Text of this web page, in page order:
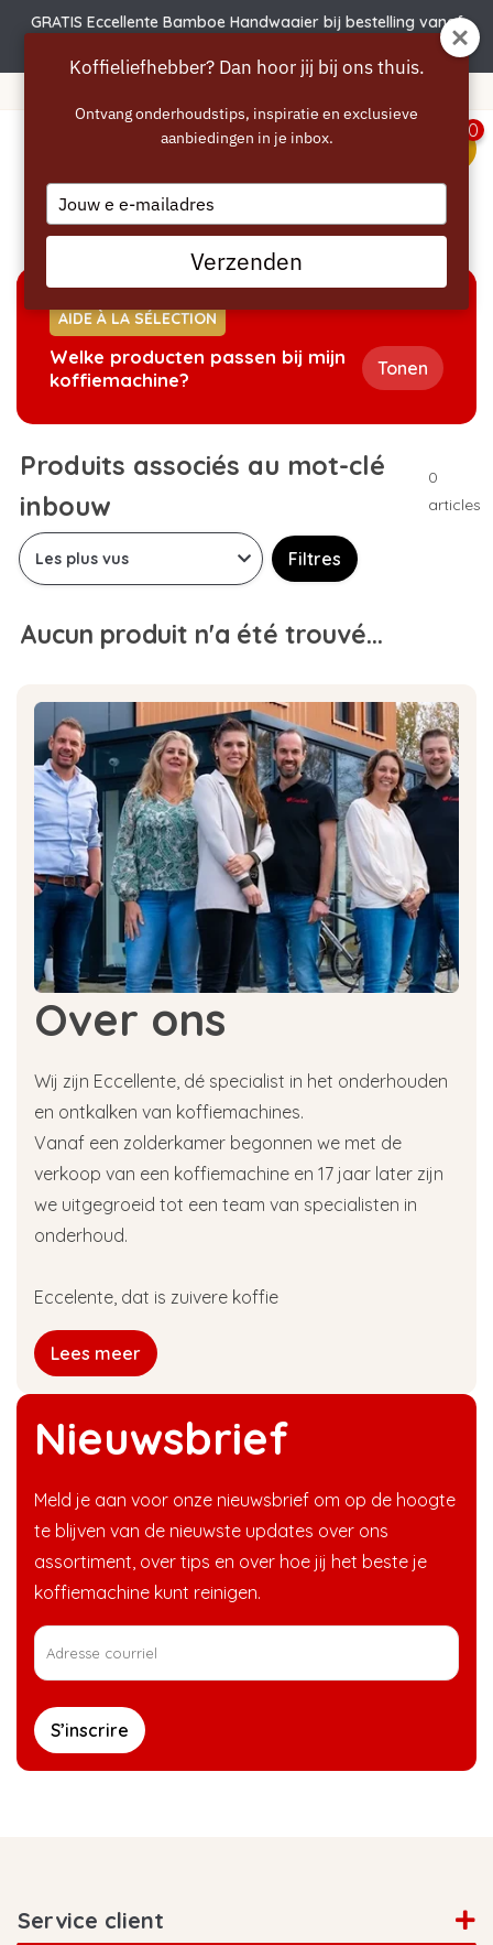
GRATIS Eccellente Bamboe Handwaaier bij bestelling vanaf
0
Accueil/Mots-clés/inbouw
AIDE À LA SÉLECTION
Welke producten passen bij mijn
koffiemachine?
Tonen
Produits associés au mot-clé
inbouw
0
articles
Filtres
Aucun produit n'a été trouvé...
Nieuwsbrief
Meld je aan voor onze nieuwsbrief om op de hoogte
te blijven van de nieuwste updates over ons
assortiment, over tips en over hoe jij het beste je
koffiemachine kunt reinigen.
S’inscrire
Over ons
Wij zijn Eccellente, dé specialist in het onderhouden
en ontkalken van koffiemachines.
Vanaf een zolderkamer begonnen we met de
verkoop van een koffiemachine en 17 jaar later zijn
we uitgegroeid tot een team van specialisten in
onderhoud.
Eccelente, dat is zuivere koffie
Lees meer
Service client
Koffieliefhebber? Dan hoor jij bij ons thuis.
Ontvang onderhoudstips, inspiratie en exclusieve
aanbiedingen in je inbox.
Type
your
email
Verzenden